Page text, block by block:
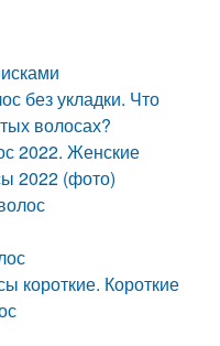
без укладки. Что
волосах?
2022. Женские
2022 (фото)
короткие. Короткие